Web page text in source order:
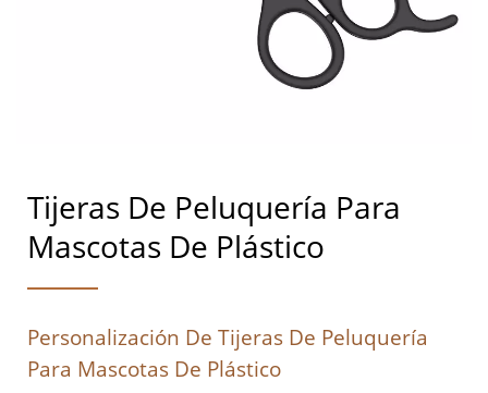
Tijeras De Peluquería Para
Mascotas De Plástico
Personalización De Tijeras De Peluquería
Para Mascotas De Plástico